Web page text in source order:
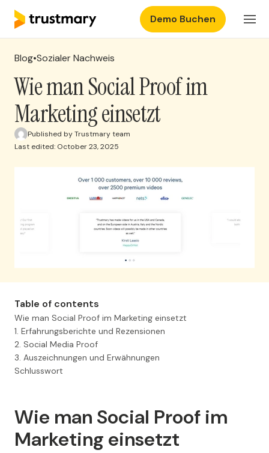
Produkte
Preisgestaltung
Einloggen
Demo Buchen
Blog•Sozialer Nachweis
Wie man Social Proof im
Marketing einsetzt
Published by Trustmary team
Last edited: October 23, 2025
Table of contents
Wie man Social Proof im Marketing einsetzt
1. Erfahrungsberichte und Rezensionen
2. Social Media Proof
3. Auszeichnungen und Erwähnungen
Schlusswort
Wie man Social Proof im
Marketing einsetzt
Sie verschwenden 98 %
Ihres Website-Traffics!
über Ihre Website mit Social Proof zu
gewinnen.